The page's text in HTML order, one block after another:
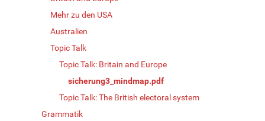
Mehr zu den USA
Australien
Topic Talk
Topic Talk: Britain and Europe
sicherung3_mindmap.pdf
Topic Talk: The British electoral system
Grammatik